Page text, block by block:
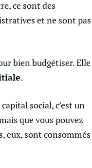
ce sont des
et ne sont pas
bien budgétiser. Elle
.
capital social, c’est un
que vous pouvez
eux, sont consommés